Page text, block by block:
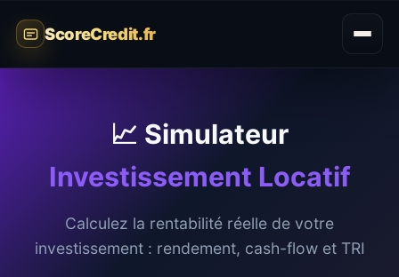
ScoreCredit.fr
📈 Simulateur
Investissement Locatif
Calculez la rentabilité réelle de votre
investissement : rendement, cash-flow et TRI